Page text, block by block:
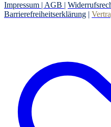
Impressum | AGB |
Barrierefreiheitserklärung |